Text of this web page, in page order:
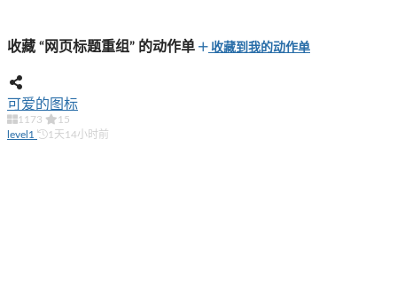
收藏 “网页标题重组” 的动作单 收藏到我的动作单
可爱的图标
1173
15
level1
1天14小时前